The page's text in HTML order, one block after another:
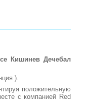
Кишинев Дечебал
).
положительную
с компанией Red